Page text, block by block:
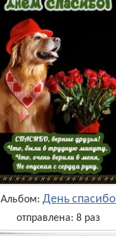
Альбом: День cпасибо
отправлена: 8 раз